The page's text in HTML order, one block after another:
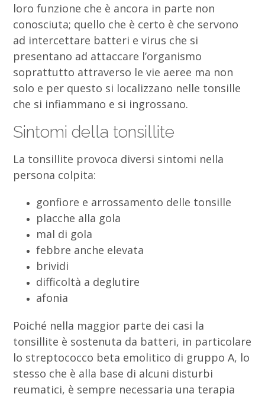
loro funzione che è ancora in parte non
conosciuta; quello che è certo è che servono
ad intercettare batteri e virus che si
presentano ad attaccare l’organismo
soprattutto attraverso le vie aeree ma non
solo e per questo si localizzano nelle tonsille
che si infiammano e si ingrossano.
Sintomi della tonsillite
La tonsillite provoca diversi sintomi nella
persona colpita:
gonfiore e arrossamento delle tonsille
placche alla gola
mal di gola
febbre anche elevata
brividi
difficoltà a deglutire
afonia
Poiché nella maggior parte dei casi la
tonsillite è sostenuta da batteri, in particolare
lo streptococco beta emolitico di gruppo A, lo
stesso che è alla base di alcuni disturbi
reumatici, è sempre necessaria una terapia